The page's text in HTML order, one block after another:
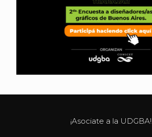
¡Asociate a la UDGBA!